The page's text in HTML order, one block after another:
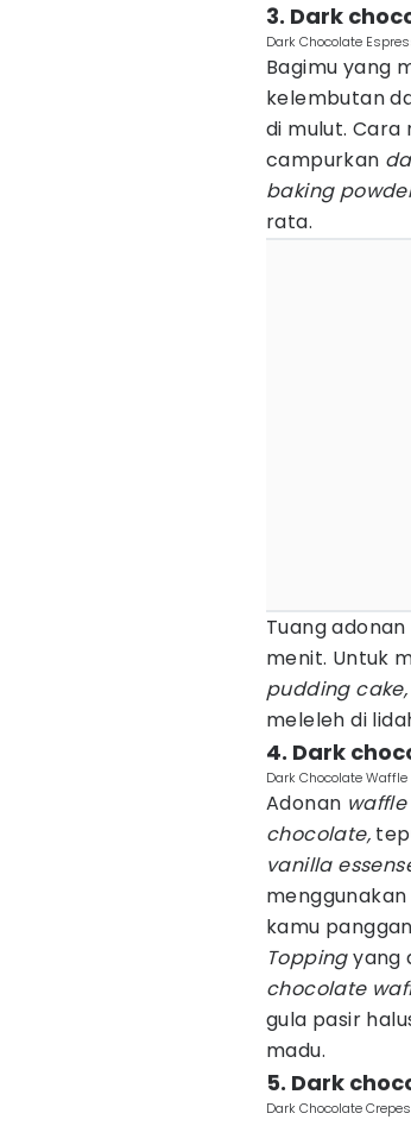
3. Dark
Dark Chocolate
Bagimu yang
kelembutan
di mulut. Cara
campurkan
baking
rata.
Tuang
menit. Untuk
pudding cake,
meleleh di
4. Dark
Dark Chocolate
Adonan waffle
chocolate,
vanilla
menggunakan
kamu
Toppingyang
chocolate
gula pasir
madu.
5. Dark
Dark Chocolate